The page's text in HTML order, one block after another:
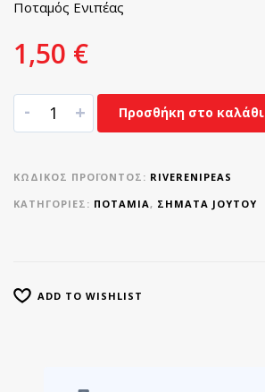
Ποταμός Ενιπέας
1,50 €
- + Προσθήκη στο καλάθι
ΚΩΔΙΚΌΣ ΠΡΟΪΌΝΤΟΣ: RIVERENIPEAS
ΚΑΤΗΓΟΡΊΕΣ: ΠΟΤΆΜΙΑ, ΣΉΜΑΤΑ JOYTOY
ADD TO WISHLIST